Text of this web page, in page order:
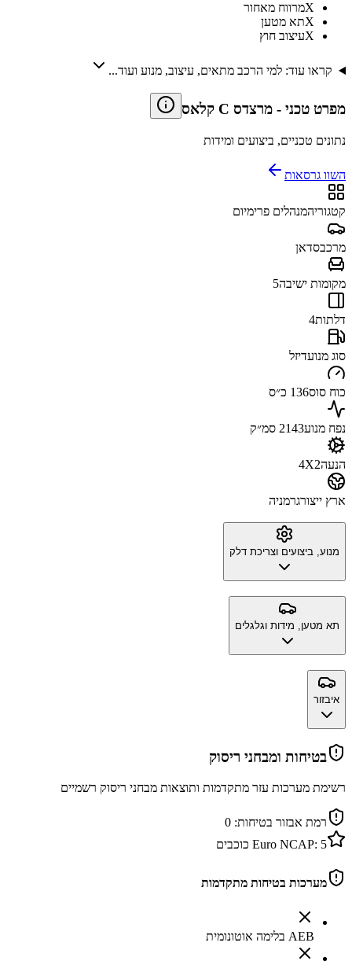
Xמרווח מאחור
Xתא מטען
Xעיצוב חוץ
קראו עוד: למי הרכב מתאים, עיצוב, מנוע ועוד...
מפרט טכני - מרצדס C קלאס
נתונים טכניים, ביצועים ומידות
השוו גרסאות
קטגוריהמנהלים פרימיום
מרכבסדאן
מקומות ישיבה5
דלתות4
סוג מנועדיזל
כוח סוס136 כ״ס
נפח מנוע2143 סמ״ק
הנעה4X2
ארץ ייצורגרמניה
מנוע, ביצועים וצריכת דלק
תא מטען, מידות וגלגלים
איבזור
בטיחות ומבחני ריסוק
רשימת מערכות עזר מתקדמות ותוצאות מבחני ריסוק רשמיים
רמת אבזור בטיחות: 0
Euro NCAP: 5 כוכבים
מערכות בטיחות מתקדמות
AEB בלימה אוטונומית